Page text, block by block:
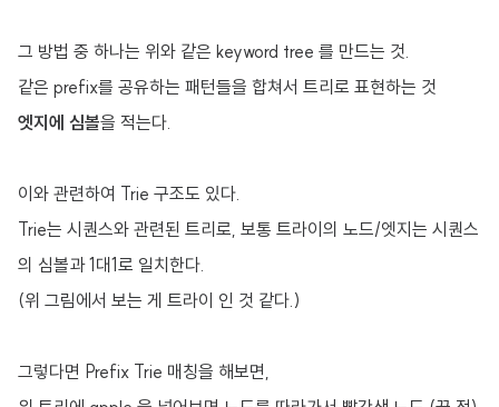
그 방법 중 하나는 위와 같은 keyword tree 를 만드는 것.
같은 prefix를 공유하는 패턴들을 합쳐서 트리로 표현하는 것
엣지에 심볼을 적는다.
이와 관련하여 Trie 구조도 있다.
Trie는 시퀀스와 관련된 트리로, 보통 트라이의 노드/엣지는 시퀀스
의 심볼과 1대1로 일치한다.
(위 그림에서 보는 게 트라이 인 것 같다.)
그렇다면 Prefix Trie 매칭을 해보면,